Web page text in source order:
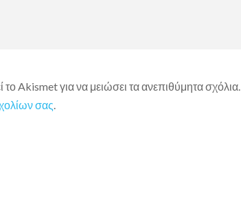
Akismet για να μειώσει τα ανεπιθύμητα σχόλια.
σας.